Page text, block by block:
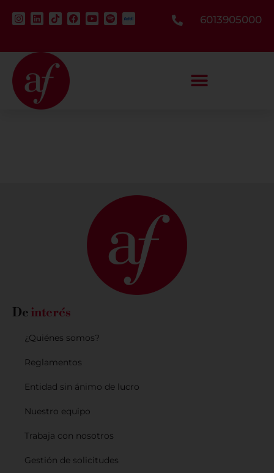
6013905000
De interés
¿Quiénes somos?
Reglamentos
Entidad sin ánimo de lucro
Nuestro equipo
Trabaja con nosotros
Gestión de solicitudes